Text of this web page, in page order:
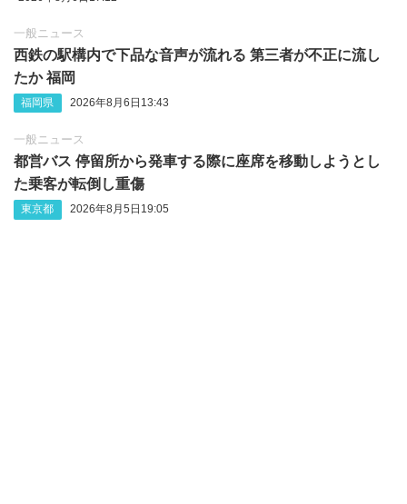
一般ニュース
西鉄の駅構内で下品な音声が流れる 第三者が不正に流し
たか 福岡
福岡県 2026年8月6日13:43
一般ニュース
都営バス 停留所から発車する際に座席を移動しようとし
た乗客が転倒し重傷
東京都 2026年8月5日19:05